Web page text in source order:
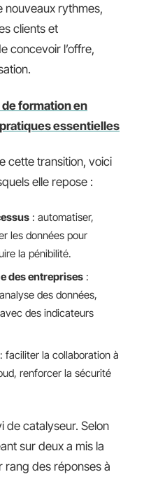
nouveaux rythmes,
clients et
concevoir l’offre,
formation en
essentielles
cette transition, voici
elle repose :
: automatiser,
les données pour
la pénibilité.
des entreprises :
des données,
des indicateurs
: faciliter la collaboration à
renforcer la sécurité
de catalyseur. Selon
sur deux a mis la
rang des réponses à